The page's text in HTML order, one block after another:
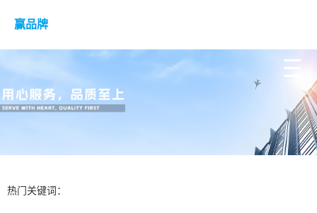
赢品牌
热门关键词：